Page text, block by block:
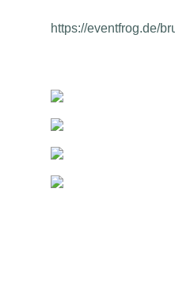
https://eventfrog.de/